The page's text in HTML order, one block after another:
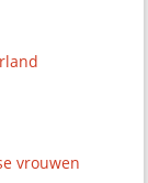
vrouwen